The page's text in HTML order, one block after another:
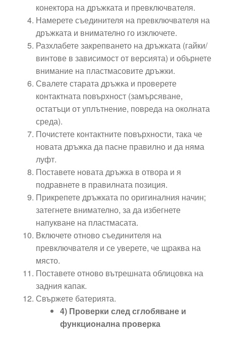
конектора на дръжката и превключвателя.
Намерете съединителя на превключвателя на
дръжката и внимателно го изключете.
Разхлабете закрепването на дръжката (гайки/
винтове в зависимост от версията) и обърнете
внимание на пластмасовите дръжки.
Свалете старата дръжка и проверете
контактната повърхност (замърсяване,
остатъци от уплътнение, повреда на околната
среда).
Почистете контактните повърхности, така че
новата дръжка да пасне правилно и да няма
луфт.
Поставете новата дръжка в отвора и я
подравнете в правилната позиция.
Прикрепете дръжката по оригиналния начин;
затегнете внимателно, за да избегнете
напукване на пластмасата.
Включете отново съединителя на
превключвателя и се уверете, че щраква на
място.
Поставете отново вътрешната облицовка на
задния капак.
Свържете батерията.
4) Проверки след сглобяване и
функционална проверка